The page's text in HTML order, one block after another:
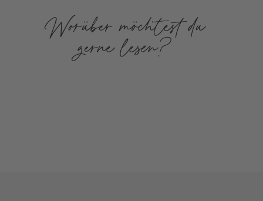
Worüber möchtest du
gerne lesen?